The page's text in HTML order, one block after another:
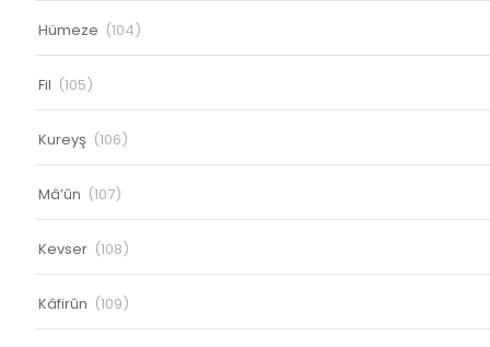
Hümeze (104)
Fil (105)
Kureyş (106)
Mâ’ûn (107)
Kevser (108)
Kâfirûn (109)